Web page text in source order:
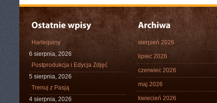
Harlequiny
6 sierpnia, 2026
Postprodukcja i Edycja Zdjęć
5 sierpnia, 2026
Trenuj z Pasją
4 sierpnia, 2026
sierpień 2026
lipiec 2026
czerwiec 2026
maj 2026
kwiecień 2026